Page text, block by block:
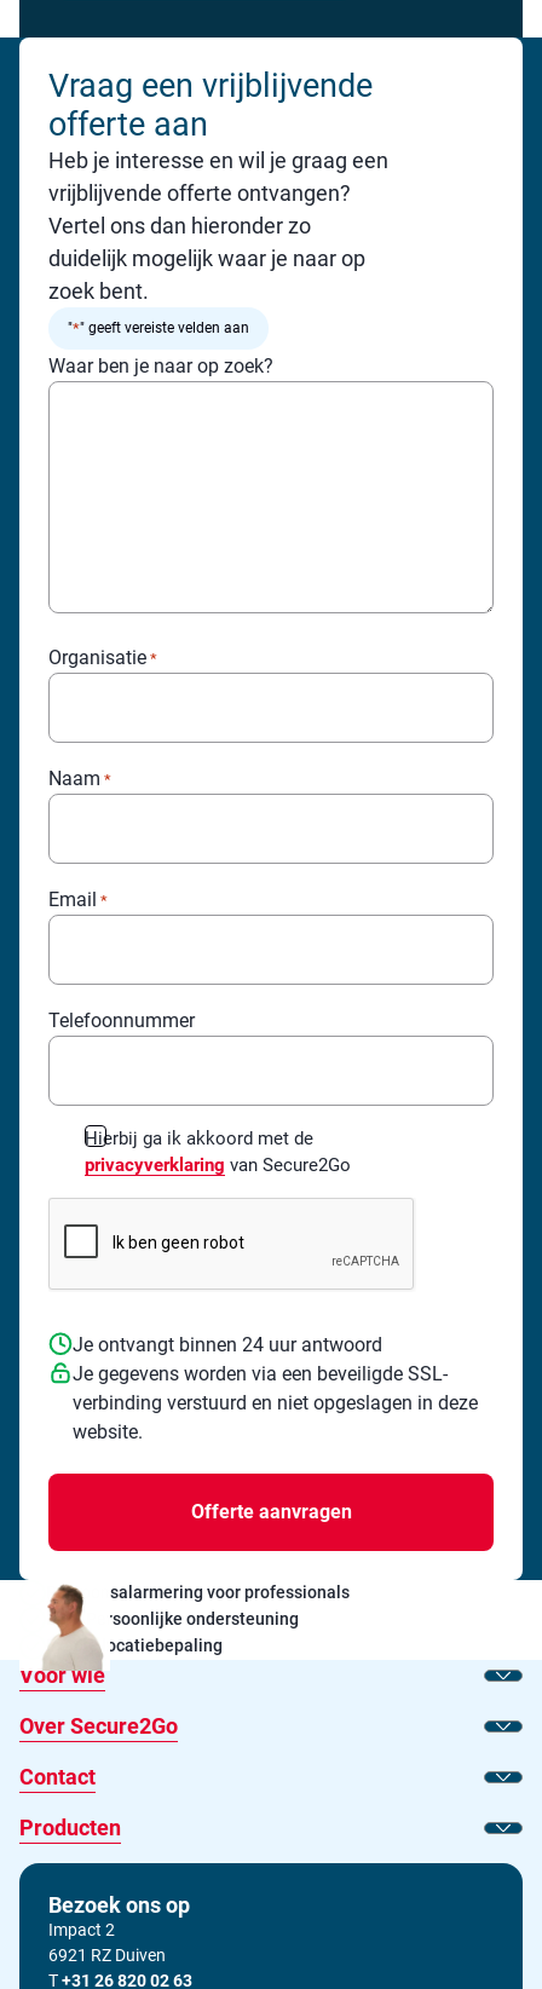
Vraag een vrijblijvende
offerte aan
Heb je interesse en wil je graag een
vrijblijvende offerte ontvangen?
Vertel ons dan hieronder zo
duidelijk mogelijk waar je naar op
zoek bent.
"*" geeft vereiste velden aan
Waar ben je naar op zoek?
Organisatie *
Naam *
Email *
Telefoonnummer
Hierbij ga ik akkoord met de
privacyverklaring van Secure2Go
Je ontvangt binnen 24 uur antwoord
Je gegevens worden via een beveiligde SSL-
verbinding verstuurd en niet opgeslagen in deze
website.
Persoonsalarmering voor professionals
24/7 Persoonlijke ondersteuning
Exacte locatiebepaling
Voor wie
Toon
Over Secure2Go
Toon
Contact
Toon
Producten
Toon
Bezoek ons op
Impact 2
6921 RZ Duiven
TBel ons op
+31 26 820 02 63